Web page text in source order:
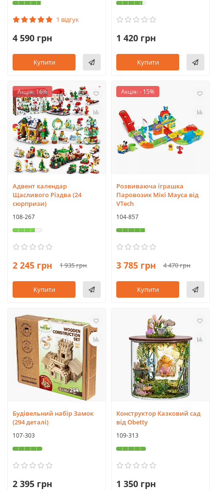
1 відгук
4 590 грн
Купити
1 420 грн
Купити
Акція: 16%
Адвент календар
Щасливого Різдва (24
сюрпризи)
108-267
2 245 грн 1 935 грн
Купити
Акція: - 15%
Розвиваюча іграшка
Паровозик Мікі Мауса від
VTech
104-857
3 785 грн 4 470 грн
Купити
Будівельний набір Замок
(294 деталі)
107-303
2 395 грн
Конструктор Казковий сад
від Obetty
109-313
1 350 грн